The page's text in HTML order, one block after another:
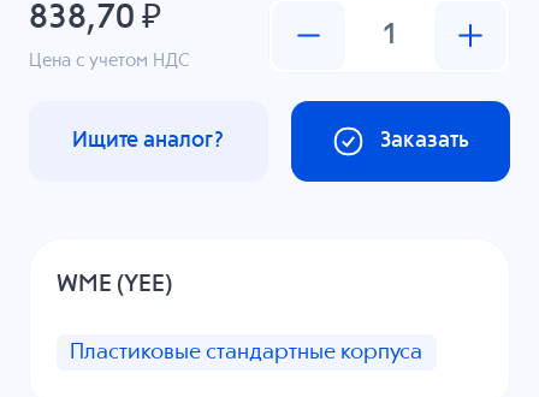
838,70 ₽
Цена с учетом НДС
Заказать
Ищите аналог?
WME (YEE)
Пластиковые стандартные корпуса